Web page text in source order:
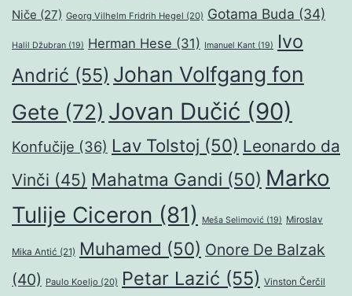
Niče (27) Georg Vilhelm Fridrih Hegel (20) Gotama Buda (34)
Halil Džubran (19) Herman Hese (31) Imanuel Kant (19)
Ivo
Andrić (55) Johan Volfgang fon
Gete (72) Jovan Dučić (90)
Konfučije (36) Lav Tolstoj (50) Leonardo da
Vinči (45) Mahatma Gandi (50) Marko
Tulije Ciceron (81) Meša Selimović (19) Miroslav
Mika Antić (21) Muhamed (50) Onore De Balzak
(40) Paulo Koeljo (20) Petar Lazić (55) Vinston Čerčil